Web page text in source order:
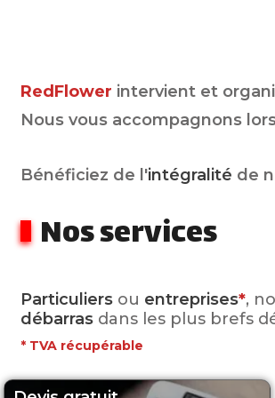
RedFlower intervient et
Nous vous accompagnons
Bénéficiez de l'intégralité de
Nos services
Particuliers ou entreprises*,
débarras dans les plus brefs
* TVA récupérable